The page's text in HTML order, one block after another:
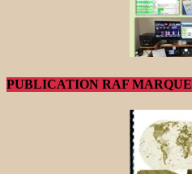
PUBLICATION RAF